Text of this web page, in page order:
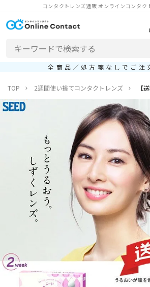
コンタクトレンズ通販 オンラインコンタ
全商品／処方箋なしでご注
TOP 2週間使い捨てコンタクトレンズ 【